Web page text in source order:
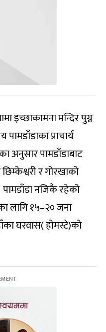
इच्छाकामना मन्दिर पुग्न
प्राचार्य
अनुसार पामडाँडाबाट
र गोरखाको
नजिकै रहेको
लागि १५–२० जना
घरवास( होमस्टे)को